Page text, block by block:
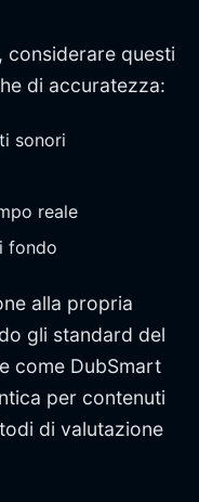
considerare questi
di accuratezza:
sonori
reale
fondo
alla propria
gli standard del
come DubSmart
per contenuti
di valutazione